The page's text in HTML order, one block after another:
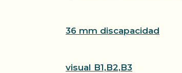
36 mm discapacidad
visual B1,B2,B3